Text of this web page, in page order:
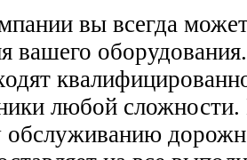
вы всегда
вашего
любой
обслуживанию